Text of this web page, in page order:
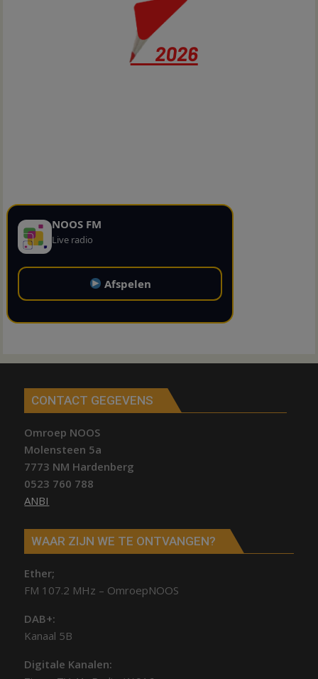
NOOS FM
Live radio
Afspelen
CONTACT GEGEVENS
Omroep NOOS
Molensteen 5a
7773 NM Hardenberg
0523 760 788
ANBI
WAAR ZIJN WE TE ONTVANGEN?
Ether;
FM 107.2 MHz – OmroepNOOS
DAB+:
Kanaal 5B
Digitale Kanalen: